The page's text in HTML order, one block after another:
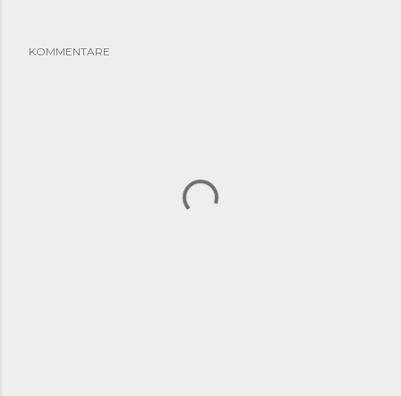
KOMMENTARE